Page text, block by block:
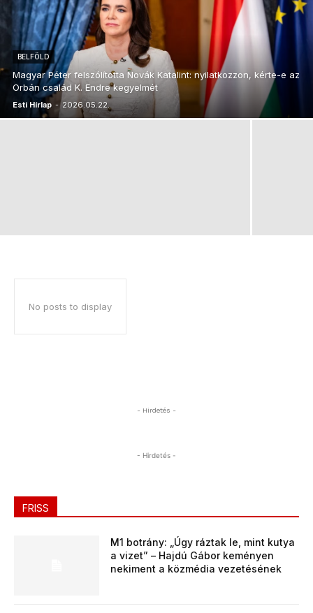
BELFÖLD
Magyar Péter felszólította Novák Katalint: nyilatkozzon, kérte-e az
Orbán család K. Endre kegyelmét
Esti Hírlap - 2026.05.22.
No posts to display
- Hirdetés -
- Hirdetés -
FRISS
M1 botrány: „Úgy ráztak le, mint kutya
a vizet” – Hajdú Gábor keményen
nekiment a közmédia vezetésének